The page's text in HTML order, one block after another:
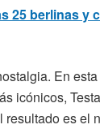
25 berlinas y
En
icónicos,
resultado es el